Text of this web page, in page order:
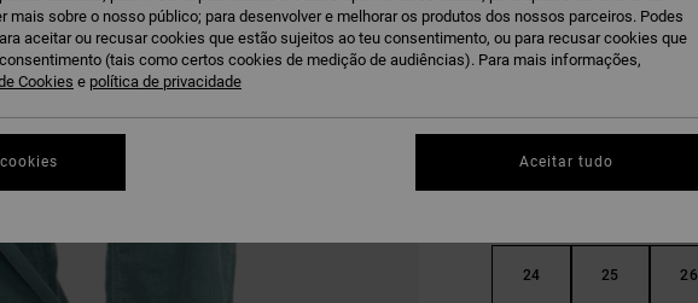
DUPLA PROMO 10% EXTRA
24 25 26
mais sobre o nosso público; para desenvolver e melhorar os produtos dos nossos parceiros. Podes
aceitar ou recusar cookies que estão sujeitos ao teu consentimento, ou para recusar cookies que
(tais como certos cookies de medição de audiências). Para mais informações,
Cookies e política de privacidade
Aceitar tudo